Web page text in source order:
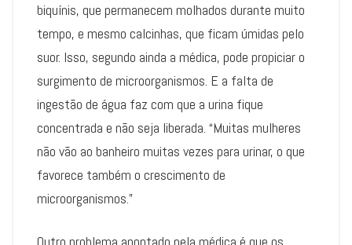
biquínis, que permanecem molhados durante muito
tempo, e mesmo calcinhas, que ficam úmidas pelo
suor. Isso, segundo ainda a médica, pode propiciar o
surgimento de microorganismos. E a falta de
ingestão de água faz com que a urina fique
concentrada e não seja liberada. “Muitas mulheres
não vão ao banheiro muitas vezes para urinar, o que
favorece também o crescimento de
microorganismos.”